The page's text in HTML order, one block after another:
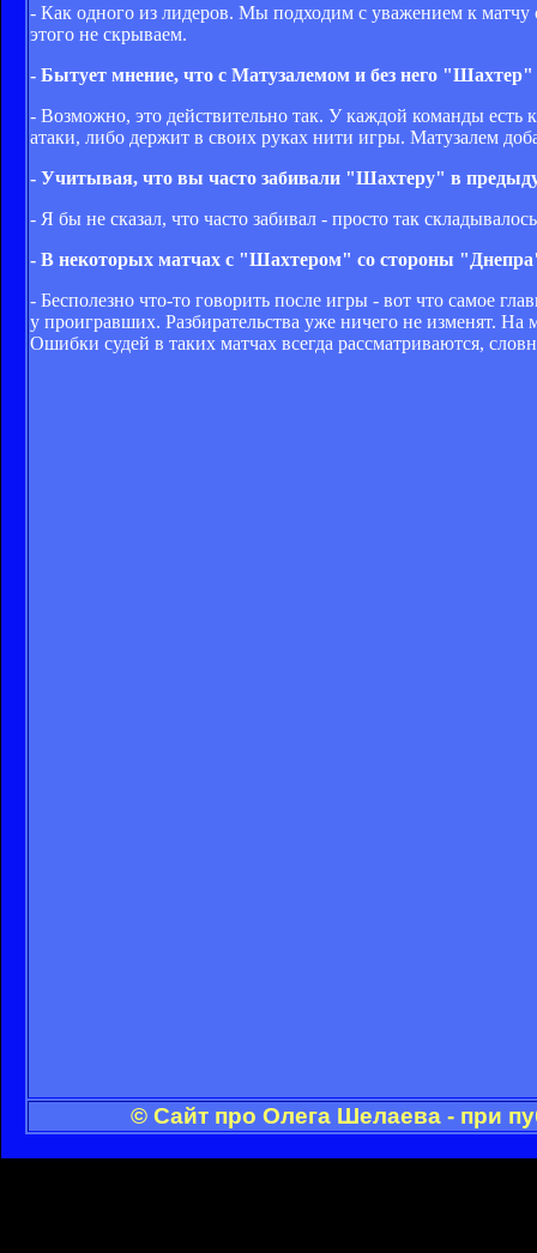
- Как одного из лидеров. Мы подходим с уважением к
этого не скрываем.
- Бытует мнение, что с Матузалемом и без него
- Возможно, это действительно так. У каждой команды есть
атаки, либо держит в своих руках нити игры. Матузалем
- Учитывая, что вы часто забивали "Шахтеру" в
- Я бы не сказал, что часто забивал - просто так
- В некоторых матчах с "Шахтером" со стороны
- Бесполезно что-то говорить после игры - вот что самое
у проигравших. Разбирательства уже ничего не изменят.
Ошибки судей в таких матчах всегда рассматриваются,
© Сайт про Олега Шелаева - при